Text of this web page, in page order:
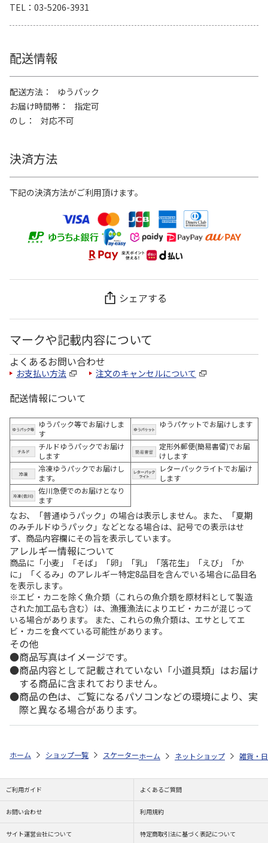
TEL
03-5206-3931
配送情報
配送方法
ゆうパック
お届け時間帯
指定可
のし
対応不可
決済方法
下記の決済方法がご利用頂けます。
シェアする
マークや記載内容について
よくあるお問い合わせ
お支払い方法 注文のキャンセルについて
配送情報について
ゆうパック等でお届けしま
す
ゆうパケットでお届けします
チルドゆうパックでお届け
します
定形外郵便(簡易書留)でお届
けします
冷凍ゆうパックでお届けし
ます。
レターパックライトでお届け
します
佐川急便でのお届けとなり
ます
なお、「普通ゆうパック」の場合は表示しません。また、「夏期
のみチルドゆうパック」などとなる場合は、記号での表示はせ
ず、商品内容欄にその旨を表示しています。
アレルギー情報について
商品に「小麦」「そば」「卵」「乳」「落花生」「えび」「か
に」「くるみ」のアレルギー特定8品目を含んでいる場合に品目名
を表示します。
※エビ・カニを除く魚介類（これらの魚介類を原材料として製造
された加工品も含む）は、漁獲漁法によりエビ・カニが混じって
いる場合があります。 また、これらの魚介類は、エサとしてエ
ビ・カニを食べている可能性があります。
その他
商品写真はイメージです。
商品内容として記載されていない「小道具類」はお届け
する商品に含まれておりません。
商品の色は、ご覧になるパソコンなどの環境により、実
際と異なる場合があります。
ホーム ショップ一覧 スケーター 吸水速乾 フード付バスポンチョ ポ
ホーム ネットショップ 雑貨・
ご利用ガイド よくあるご質問
お問い合わせ 利用規約
サイト運営会社について 特定商取引法に基づく表記について